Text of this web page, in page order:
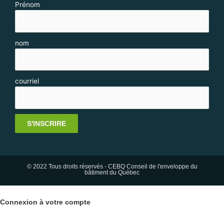
Prénom
nom
courriel
S'INSCRIRE
© 2022 Tous droits réservés - CEBQ Conseil de l'enveloppe du
bâtiment du Québec
Connexion à votre compte